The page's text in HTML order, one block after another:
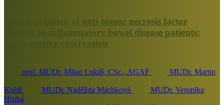
Discontinuation of anti-tumor necrosis factor
therapy in inflammatory bowel disease patients:
a prospective observation
prof. MUDr. Milan Lukáš, CSc., AGAF MUDr. Martin
Kolář MUDr. Naděžda Machková
MUDr. Veronika
Hrubá